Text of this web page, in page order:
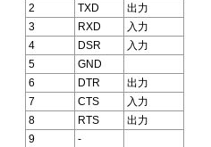
2
TXD
出力
3
RXD
入力
4
DSR
入力
5
GND
6
DTR
出力
7
CTS
入力
8
RTS
出力
9
-